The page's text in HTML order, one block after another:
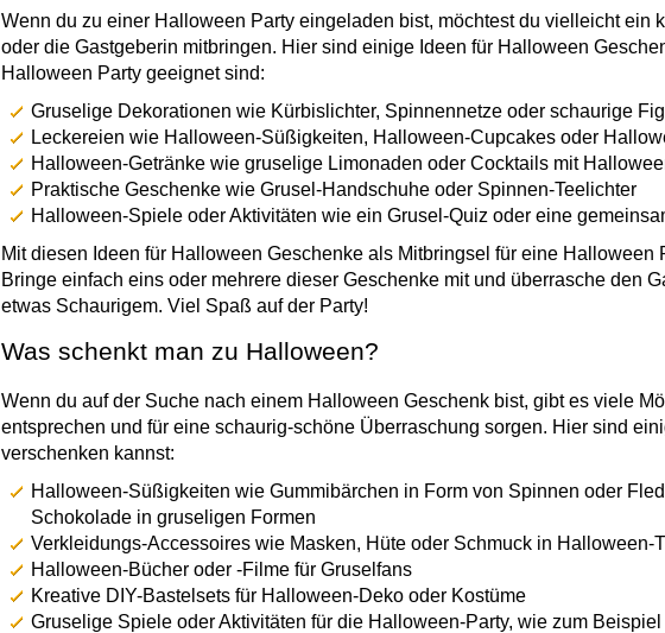
Wenn du zu einer Halloween Party eingeladen bist, möchtest du vielleicht ein
oder die Gastgeberin mitbringen. Hier sind einige Ideen für Halloween
Halloween Party geeignet sind:
Gruselige Dekorationen wie Kürbislichter, Spinnennetze oder schaurige
Leckereien wie Halloween-Süßigkeiten, Halloween-Cupcakes oder
Halloween-Getränke wie gruselige Limonaden oder Cocktails mit
Praktische Geschenke wie Grusel-Handschuhe oder Spinnen-Teelichter
Halloween-Spiele oder Aktivitäten wie ein Grusel-Quiz oder eine
Mit diesen Ideen für Halloween Geschenke als Mitbringsel für eine Halloween
Bringe einfach eins oder mehrere dieser Geschenke mit und überrasche den
etwas Schaurigem. Viel Spaß auf der Party!
Was schenkt man zu Halloween?
Wenn du auf der Suche nach einem Halloween Geschenk bist, gibt es viele
entsprechen und für eine schaurig-schöne Überraschung sorgen. Hier sind
verschenken kannst:
Halloween-Süßigkeiten wie Gummibärchen in Form von Spinnen oder
Schokolade in gruseligen Formen
Verkleidungs-Accessoires wie Masken, Hüte oder Schmuck in Halloween-
Halloween-Bücher oder -Filme für Gruselfans
Kreative DIY-Bastelsets für Halloween-Deko oder Kostüme
Gruselige Spiele oder Aktivitäten für die Halloween-Party, wie zum